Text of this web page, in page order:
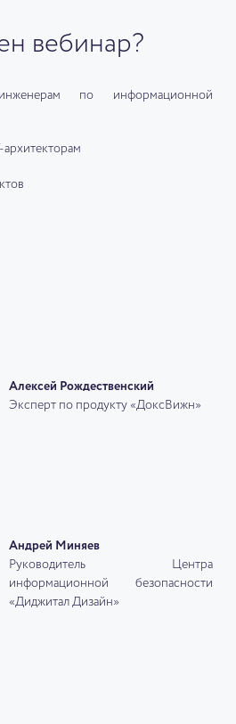
вебинар?
по информационной
Алексей Рождественский
Эксперт по продукту «ДоксВижн»
Андрей Миняев
Руководитель Центра
информационной безопасности
«Диджитал Дизайн»